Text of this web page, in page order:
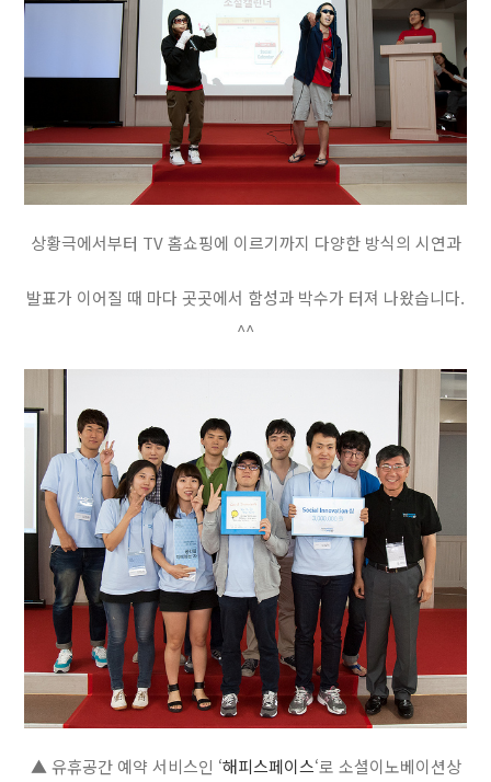
상황극에서부터 TV 홈쇼핑에 이르기까지 다양한 방식의 시연과
발표가 이어질 때 마다 곳곳에서 함성과 박수가 터져 나왔습니다.
^^
▲ 유휴공간 예약 서비스인 ‘해피스페이스‘로 소셜이노베이션상